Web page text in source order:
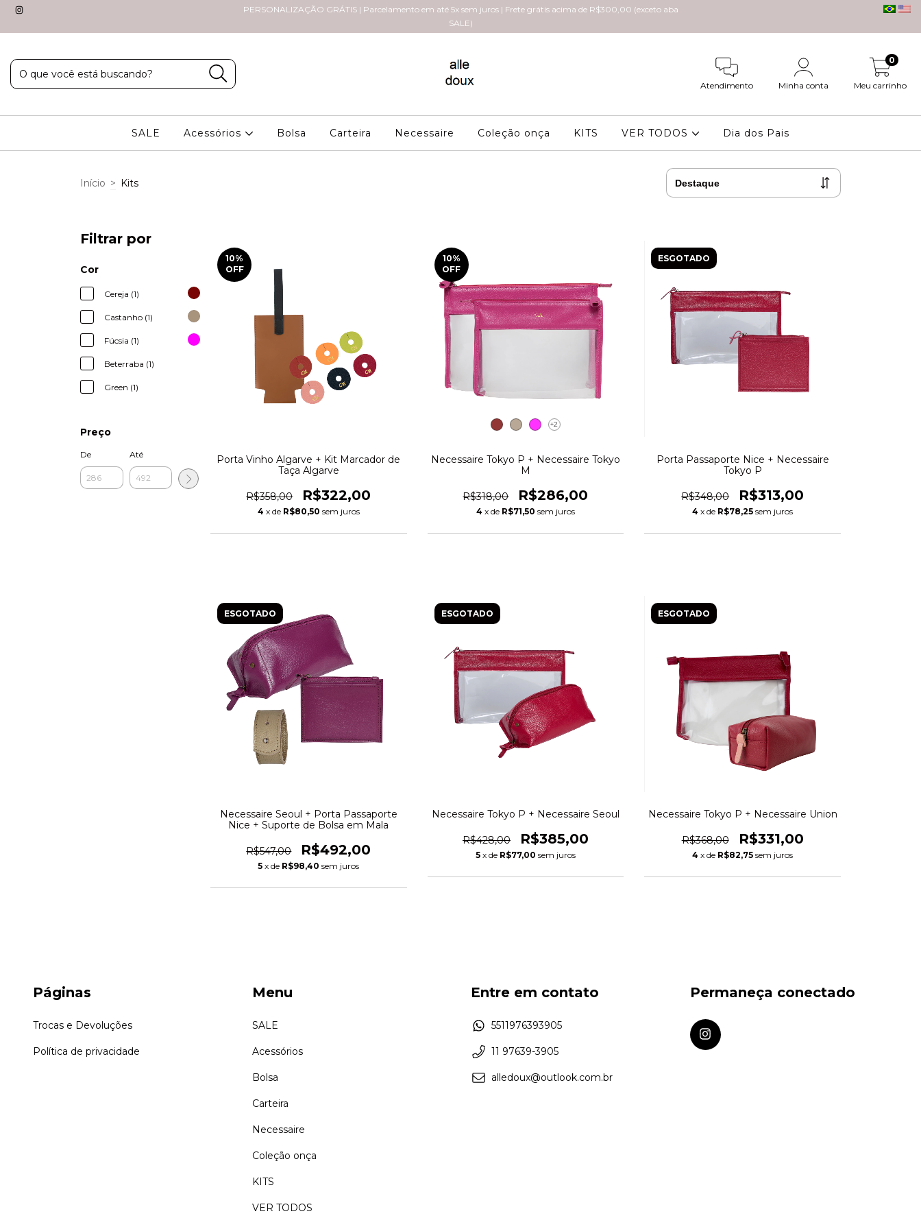
PERSONALIZAÇÃO GRÁTIS | Parcelamento em até 5x sem juros | Frete grátis acima de R$300,00 (exceto aba
SALE)
Atendimento Minha conta Meu carrinho
0
SALE Acessórios Bolsa Carteira Necessaire Coleção onça KITS VER TODOS Dia dos Pais
Início > Kits
Filtrar por
Cor
Cereja (1)
Castanho (1)
Fúcsia (1)
Beterraba (1)
Green (1)
Preço
De Até
10%
OFF
Porta Vinho Algarve + Kit Marcador de
Taça Algarve
R$358,00 R$322,00
4 x de R$80,50 sem juros
10%
OFF
+2
Necessaire Tokyo P + Necessaire Tokyo
M
R$318,00 R$286,00
4 x de R$71,50 sem juros
ESGOTADO
Porta Passaporte Nice + Necessaire
Tokyo P
R$348,00 R$313,00
4 x de R$78,25 sem juros
ESGOTADO
Necessaire Seoul + Porta Passaporte
Nice + Suporte de Bolsa em Mala
R$547,00 R$492,00
5 x de R$98,40 sem juros
ESGOTADO
Necessaire Tokyo P + Necessaire Seoul
R$428,00 R$385,00
5 x de R$77,00 sem juros
ESGOTADO
Necessaire Tokyo P + Necessaire Union
R$368,00 R$331,00
4 x de R$82,75 sem juros
Páginas
Trocas e Devoluções
Política de privacidade
Menu
SALE
Acessórios
Bolsa
Carteira
Necessaire
Coleção onça
KITS
VER TODOS
Entre em contato
5511976393905
11 97639-3905
alledoux@outlook.com.br
Permaneça conectado